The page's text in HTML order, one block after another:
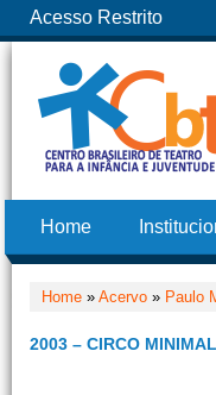
Acesso Restrito
Home
Home » Acervo » Paulo
2003 – CIRCO MINIMAL